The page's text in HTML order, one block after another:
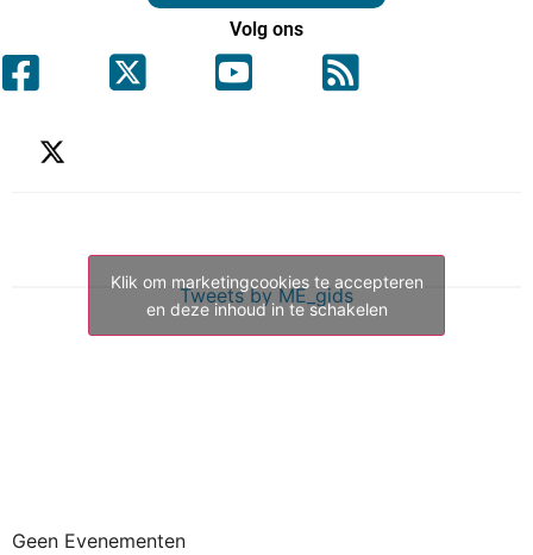
Volg ons
Tweets by ME_gids
Klik om marketingcookies te accepteren
en deze inhoud in te schakelen
Geen Evenementen